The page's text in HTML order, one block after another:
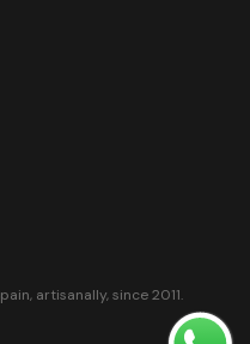
artisanally, since 2011.